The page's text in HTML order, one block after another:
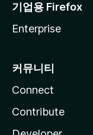
기업용 Firefox
Enterprise
커뮤니티
Connect
Contribute